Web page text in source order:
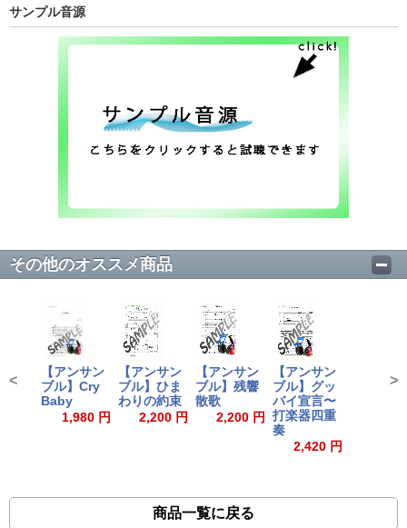
サンプル音源
その他のオススメ商品
【アンサン
ブル】Cry
Baby
1,980 円
【アンサン
ブル】ひま
わりの約束
2,200 円
【アンサン
ブル】残響
散歌
2,200 円
【アンサン
ブル】グッ
バイ宣言〜
打楽器四重
奏
2,420 円
< >
商品一覧に戻る